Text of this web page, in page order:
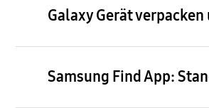
Galaxy Gerät
Samsung Find App: